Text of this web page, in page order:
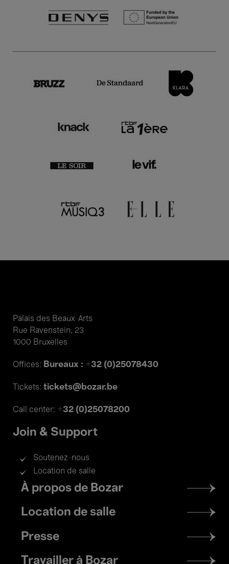
Palais des Beaux-Arts
Rue Ravenstein, 23
1000 Bruxelles
Offices: Bureaux : +32 (0)25078430
Tickets: tickets@bozar.be
Call center: +32 (0)25078200
Join & Support
Soutenez-nous
Location de salle
Footer
menu
À propos de Bozar
Location de salle
Presse
Travailler à Bozar